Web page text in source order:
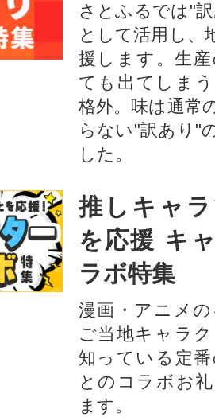
さとふるでは"
として活用し、
援します。⽣
ても出てしま
格外。味は通常
らない"訳あり"
した。
推しキャ
を応援 キ
ラボ特集
漫画・アニメ
ご当地キャラ
知っている定
とのコラボお
ます。​